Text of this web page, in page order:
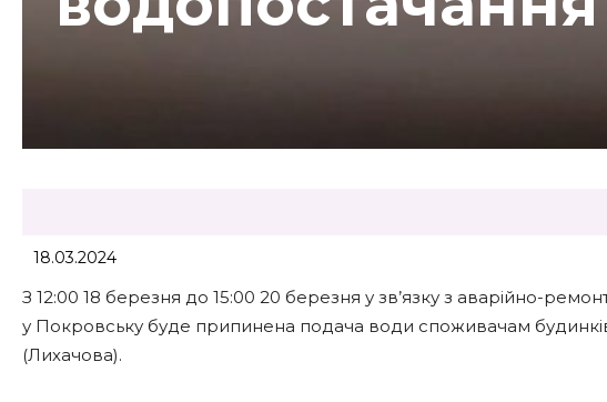
18.03.2024
З 12:00 18 березня до 15:00 20 березня у зв’язку з аварійно-
у Покровську буде припинена подача води споживачам будинків
(Лихачова).